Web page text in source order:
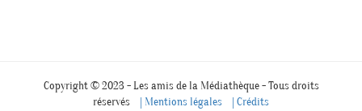
Copyright © 2023 - Les amis de la Médiathèque - Tous droits
réservés | Mentions légales | Crédits